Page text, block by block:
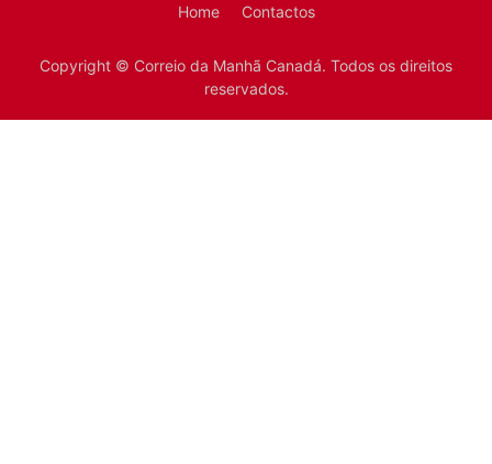
Home Contactos
Copyright © Correio da Manhã Canadá. Todos os direitos
reservados.